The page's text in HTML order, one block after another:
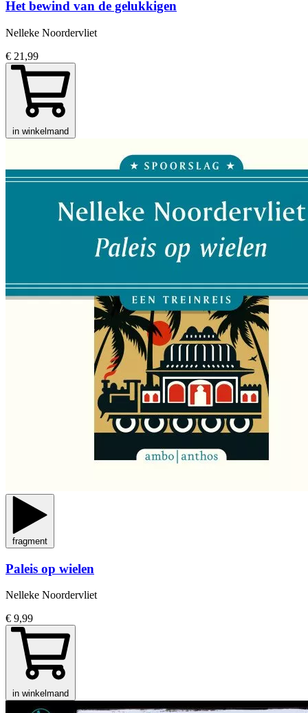
Het bewind van de gelukkigen
Nelleke Noordervliet
€ 21,99
in winkelmand
fragment
Paleis op wielen
Nelleke Noordervliet
€ 9,99
in winkelmand